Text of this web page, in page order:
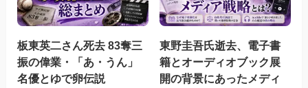
板東英二さん死去 83奪三
振の偉業・「あ・うん」
名優とゆで卵伝説
東野圭吾氏逝去、電子書
籍とオーディオブック展
開の背景にあったメディ